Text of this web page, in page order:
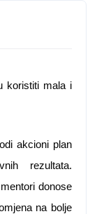
koristiti mala i
akcioni plan
donose
na bolje